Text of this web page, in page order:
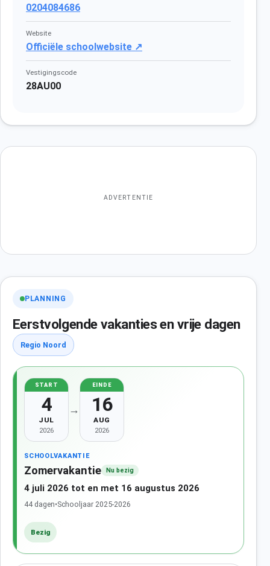
0204084686
Website
Officiële schoolwebsite ↗
Vestigingscode
28AU00
ADVERTENTIE
PLANNING
Eerstvolgende vakanties en vrije dagen
Regio Noord
START
4
JUL
2026
→
EINDE
16
AUG
2026
SCHOOLVAKANTIE
Zomervakantie Nu bezig
4 juli 2026 tot en met 16 augustus 2026
44 dagen•Schooljaar 2025-2026
Bezig